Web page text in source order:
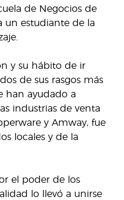
de Negocios de
un estudiante de la
y su hábito de ir
de sus rasgos más
han ayudado a
industrias de venta
y Amway, fue
locales y de la
el poder de los
lo llevó a unirse